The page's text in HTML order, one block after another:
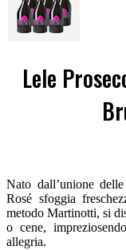
Lele
Nato dall’unione
Rosé sfoggia
metodo Martinotti, si
o cene,
allegria.